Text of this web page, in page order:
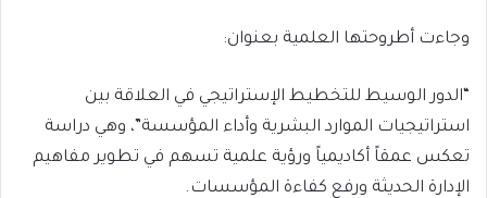
وجاءت أطروحتها العلمية بعنوان:
“الدور الوسيط للتخطيط الإستراتيجي في العلاقة بين
استراتيجيات الموارد البشرية وأداء المؤسسة”، وهي دراسة
تعكس عمقاً أكاديمياً ورؤية علمية تسهم في تطوير مفاهيم
الإدارة الحديثة ورفع كفاءة المؤسسات.